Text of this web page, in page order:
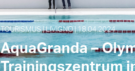
TOURISMUS | LIVIGNO | 18.04.2024
AquaGranda –
Trainingszentrum